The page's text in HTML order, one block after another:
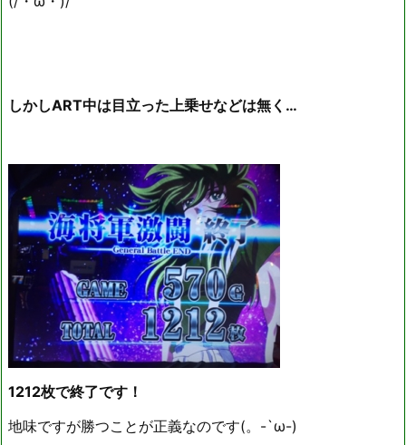
しかしART中は目立った上乗せなどは無く…
1212枚で終了です！
地味ですが勝つことが正義なのです(。-`ω-)